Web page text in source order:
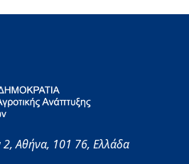
2,Αθήνα, 101 76, Ελλάδα